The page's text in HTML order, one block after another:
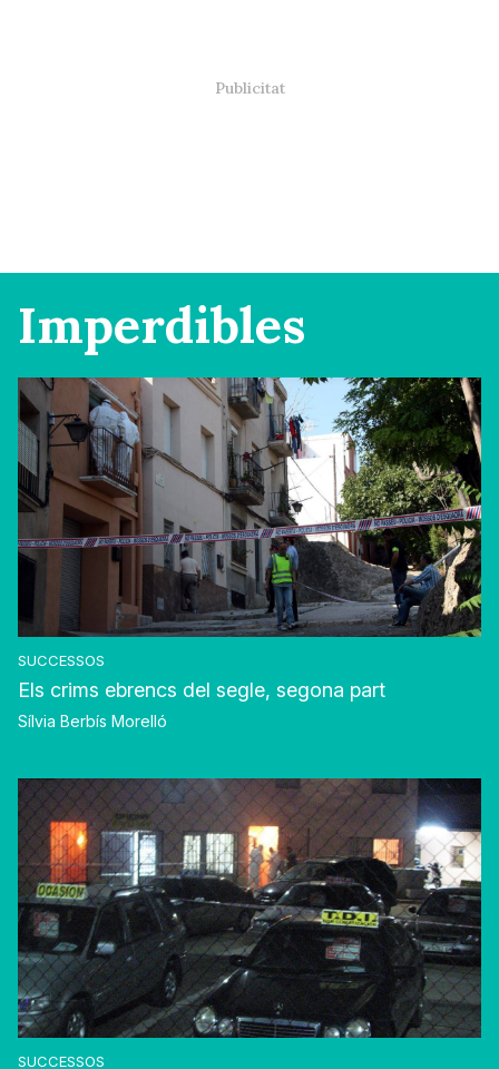
Imperdibles
SUCCESSOS
Els crims ebrencs del segle, segona part
Sílvia Berbís Morelló
SUCCESSOS